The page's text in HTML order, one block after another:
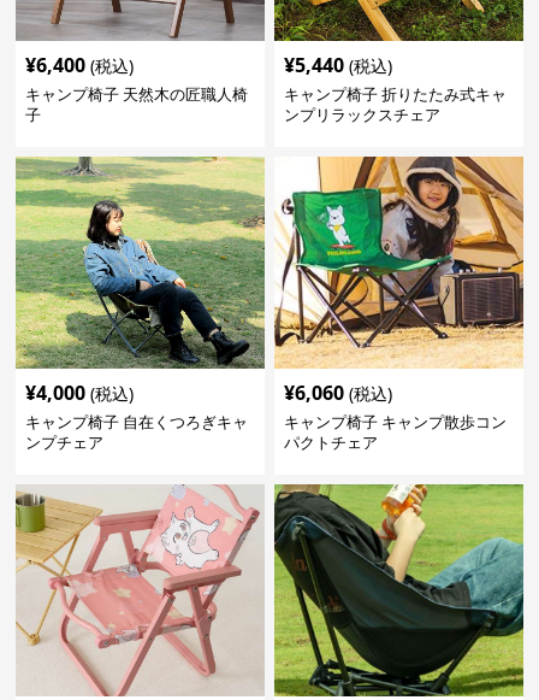
¥6,400 (税込)
キャンプ椅子 天然木の匠職人椅
子
¥5,440 (税込)
キャンプ椅子 折りたたみ式キャ
ンプリラックスチェア
¥4,000 (税込)
キャンプ椅子 自在くつろぎキャ
ンプチェア
¥6,060 (税込)
キャンプ椅子 キャンプ散歩コン
パクトチェア